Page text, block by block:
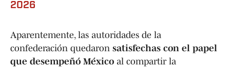
2026
Aparentemente, las autoridades de la
confederación quedaron satisfechas con el papel
que desempeñó México al compartir la